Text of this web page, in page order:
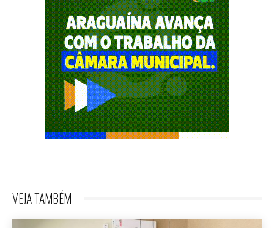
VEJA TAMBÉM